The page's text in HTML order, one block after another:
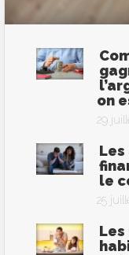
on
29
le
25
Les